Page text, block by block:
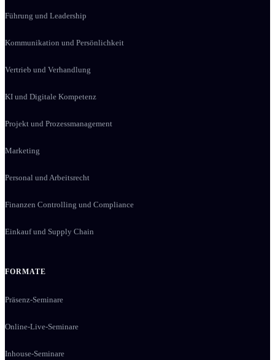
Führung und Leadership
Kommunikation und Persönlichkeit
Vertrieb und Verhandlung
KI und Digitale Kompetenz
Projekt und Prozessmanagement
Marketing
Personal und Arbeitsrecht
Finanzen Controlling und Compliance
Einkauf und Supply Chain
FORMATE
Präsenz-Seminare
Online-Live-Seminare
Inhouse-Seminare